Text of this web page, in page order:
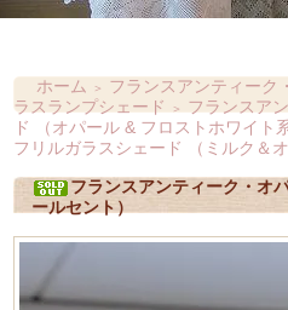
ホーム ＞
フランスアンティーク
ラスランプシェード
＞
フランスア
ド （オパール & フロストホワイト系
フリルガラスシェード （ミルク＆
フランスアンティーク・オ
ールセント）